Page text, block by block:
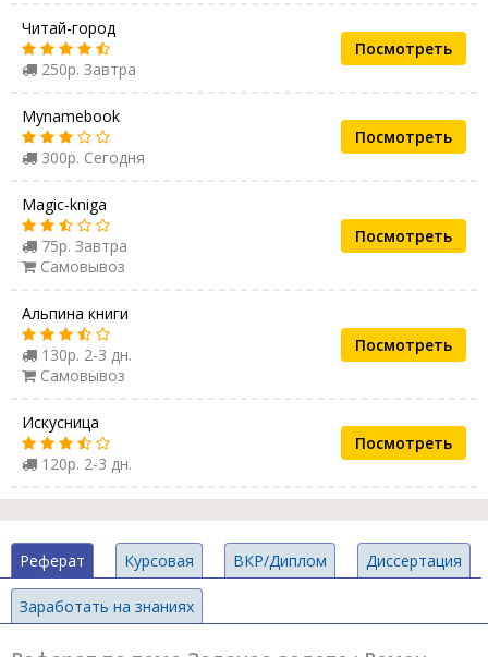
Читай-город
250р. Завтра
Посмотреть
Mynamebook
300р. Сегодня
Посмотреть
Magic-kniga
75р. Завтра
Самовывоз
Посмотреть
Альпина книги
130р. 2-3 дн.
Самовывоз
Посмотреть
Искусница
120р. 2-3 дн.
Посмотреть
Реферат Курсовая ВКР/Диплом Диссертация
Заработать на знаниях